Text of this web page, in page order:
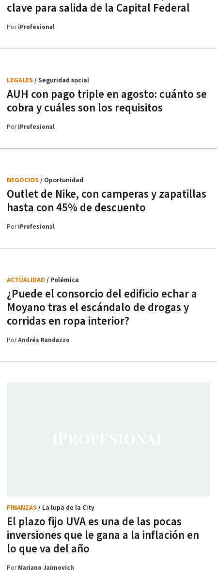
clave para salida de la Capital Federal
PoriProfesional
AUH con pago triple en agosto: cuánto se
cobra y cuáles son los requisitos
LEGALES / Seguridad social
PoriProfesional
Outlet de Nike, con camperas y zapatillas
hasta con 45% de descuento
NEGOCIOS / Oportunidad
PoriProfesional
¿Puede el consorcio del edificio echar a
Moyano tras el escándalo de drogas y
corridas en ropa interior?
ACTUALIDAD / Polémica
PorAndrés Randazzo
El plazo fijo UVA es una de las pocas
inversiones que le gana a la inflación en
lo que va del año
FINANZAS / La lupa de la City
PorMariano Jaimovich